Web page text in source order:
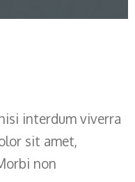
interdum viverra
sit amet,
non